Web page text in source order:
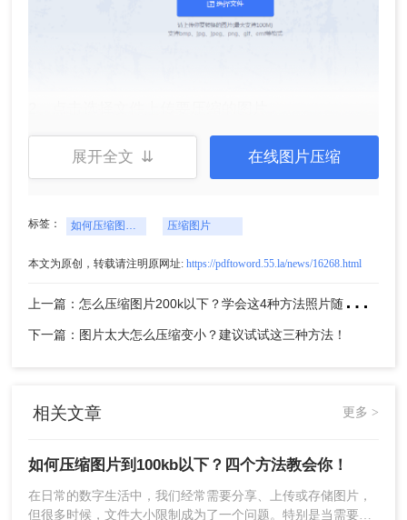
程度也是可以调整的。
展开全文 ⇊ 在线图片压缩
标签： 如何压缩图片到100k以下 压缩图片
本文为原创，转载请注明原网址: https://pdftoword.55.la/news/16268.html
上
一篇：怎么压缩图片200k以下？学会这4种方法照片随意压缩!！
下一篇：图片太大怎么压缩变小？建议试试这三种方法！
相关文章 更多 >
如何压缩图片到100kb以下？四个方法教会你！
在日常的数字生活中，我们经常需要分享、上传或存储图片，
但很多时候，文件大小限制成为了一个问题。特别是当需要将